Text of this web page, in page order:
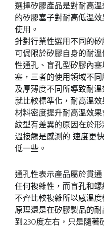
選擇矽膠產品是對耐高
的矽膠塞子對耐高低溫
使用。
針對行業性選用不同的
可侷限於矽膠自身的耐
性通孔、盲孔型矽膠內
塞，三者的使用領域不
及厚薄度不同所導致耐
就比較標準化，耐高溫
材料密度提升耐高溫效
紋型有差異的原因在於
溫接觸是感測的 速度更
低一些。
通孔性表示產品屬於貫
任何複雜性，而盲孔和
不齊比較複雜所以感溫
原理還是在矽膠製品的
到230度左右，只是隨著